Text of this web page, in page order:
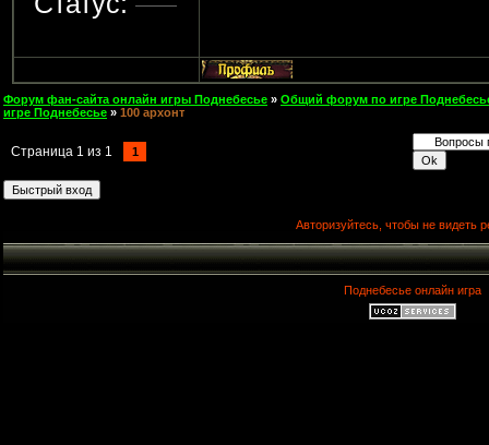
Форум фан-сайта онлайн игры Поднебесье » Общий форум по игре
игре Поднебесье » 100 архонт
Страница 1 из 1 1
Авторизуйтесь, чтобы не видеть
Поднебесье онлайн игра